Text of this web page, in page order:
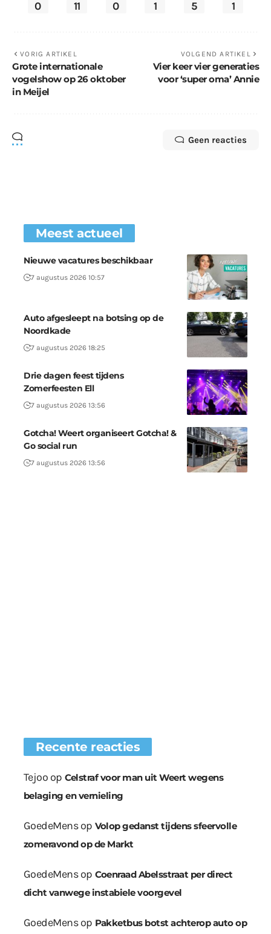
0 11 0 1 5 1
VORIG ARTIKEL
Grote internationale
vogelshow op 26 oktober
in Meijel
VOLGEND ARTIKEL
Vier keer vier generaties
voor ‘super oma’ Annie
Geen reacties
Meest actueel
Nieuwe vacatures beschikbaar
7 augustus 2026 10:57
Auto afgesleept na botsing op de
Noordkade
7 augustus 2026 18:25
Drie dagen feest tijdens
Zomerfeesten Ell
7 augustus 2026 13:56
Gotcha! Weert organiseert Gotcha! &
Go social run
7 augustus 2026 13:56
Recente reacties
Tejoo op Celstraf voor man uit Weert wegens
belaging en vernieling
GoedeMensop Volop gedanst tijdens sfeervolle
zomeravond op de Markt
GoedeMensop Coenraad Abelsstraat per direct
dicht vanwege instabiele voorgevel
GoedeMensop Pakketbus botst achterop auto op